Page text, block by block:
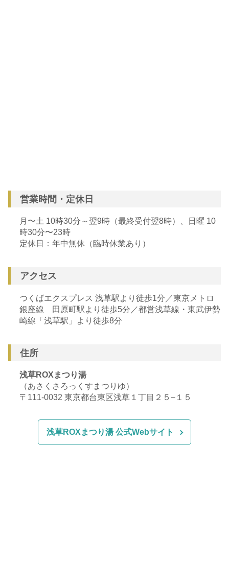
営業時間・定休日
月〜土 10時30分～翌9時（最終受付翌8時）、日曜 10
時30分〜23時
定休日：年中無休（臨時休業あり）
アクセス
つくばエクスプレス 浅草駅より徒歩1分／東京メトロ
銀座線 田原町駅より徒歩5分／都営浅草線・東武伊勢
崎線「浅草駅」より徒歩8分
住所
浅草ROXまつり湯
（あさくさろっくすまつりゆ）
〒111-0032 東京都台東区浅草１丁目２５−１５
浅草ROXまつり湯 公式Webサイト